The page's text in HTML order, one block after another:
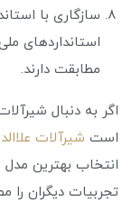
سازگاری با
استانداردهای
مطابقت دارند.
اگر به دنبال
است شیرآلات
انتخاب بهترین مدل
تجربیات دیگران را